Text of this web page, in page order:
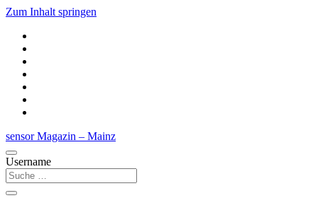
Zum Inhalt springen
sensor Magazin – Mainz
Username